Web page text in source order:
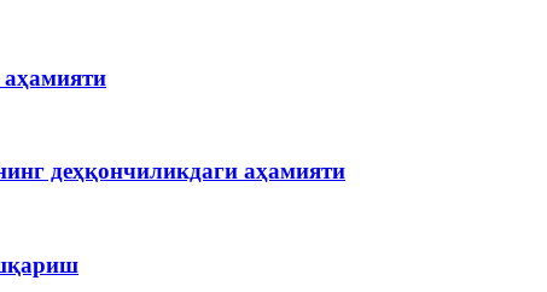
деҳқончиликдаги аҳамияти